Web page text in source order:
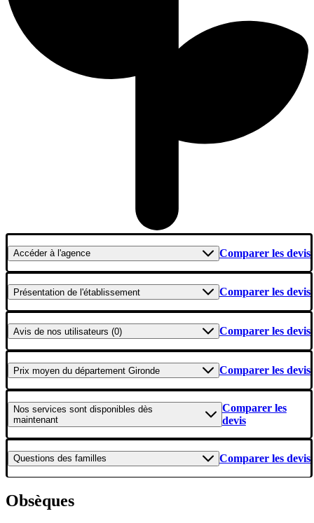
Accéderà l'agence Comparer les devis
Présentation de l'établissement Comparer les devis
Avis de nos utilisateurs (0) Comparer les devis
Prix moyen du département Gironde Comparer les devis
Nos services sont disponibles dès
maintenant
Comparer les
devis
Questions des familles Comparer les devis
Obsèques